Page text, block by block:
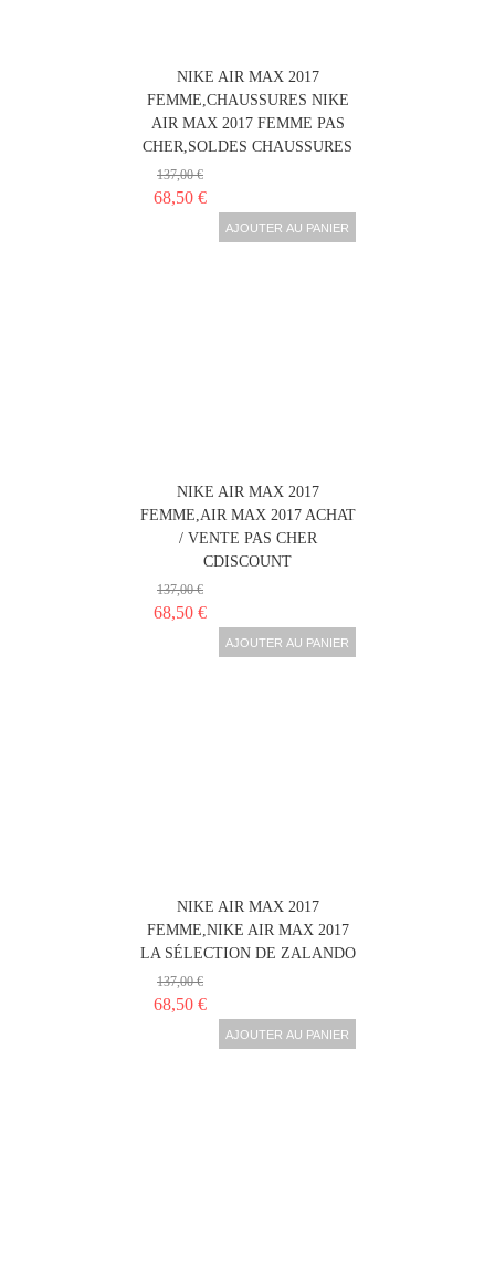
NIKE AIR MAX 2017
FEMME,CHAUSSURES NIKE
AIR MAX 2017 FEMME PAS
CHER,SOLDES CHAUSSURES
137,00 €
68,50 €
AJOUTER AU PANIER
NIKE AIR MAX 2017
FEMME,AIR MAX 2017 ACHAT
/ VENTE PAS CHER
CDISCOUNT
137,00 €
68,50 €
AJOUTER AU PANIER
NIKE AIR MAX 2017
FEMME,NIKE AIR MAX 2017
LA SÉLECTION DE ZALANDO
137,00 €
68,50 €
AJOUTER AU PANIER